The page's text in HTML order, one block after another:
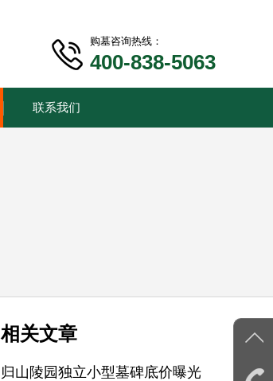
购墓咨询热线：
400-838-5063
联系我们
相关文章
归山陵园独立小型墓碑底价曝光